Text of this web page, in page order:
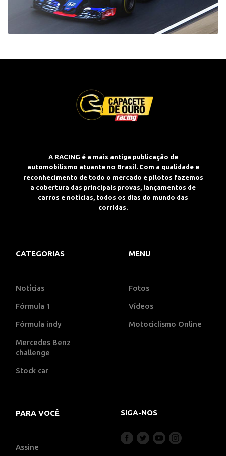
A RACING é a mais antiga publicação de
automobilismo atuante no Brasil. Com a qualidade e
reconhecimento de todo o mercado e pilotos fazemos
a cobertura das principais provas, lançamentos de
carros e notícias, todos os dias do mundo das
corridas.
CATEGORIAS
Notícias
Fórmula 1
Fórmula indy
Mercedes Benz
challenge
Stock car
MENU
Fotos
Vídeos
Motociclismo Online
PARA VOCÊ
Assine
SIGA-NOS